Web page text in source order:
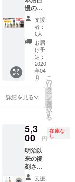
酒の詳
細 原料
米：佐
香錦
（島根
県産）
日本酒
度：＋
１ 精米
歩合：
720ml
アル
度数：
15度 ■
ヤマサ
ン正
宗 日
本酒仕
込みの
梅酒の
ターン
詳細＞
・酒蔵
見学ツ
アー ・
「うさ
ぎ雲」
720ml
２本
（化粧
箱入）
・ヤマ
サン正
純米吟
醸
720ml
火入
れ ・ヤ
マサン
正宗 日
してく
ださ
い。 ＜
スケ
ジュー
ル＞
2020年
5月10日
（日）
14:00〜
集合
酒持田
本店 島
田町７
８５
現地集
合 ＜リ
ターン
詳細＞
・酒蔵
地に
て、全
30種あ
る日本
酒の中
からき
き酒
（有
料）な
どもお
楽しみ
いただ
雲・木
綿街道
にいら
してく
ださ
い。 ＜
最適で
す。保
存がし
やすい
日本酒
は、ま
とめ買
いがお
得。送
料込み
です。
＜リ
さぎ
雲」
720ml
15本
（化粧
箱入）
火入れ
慢のヤ
マサン
正宗を
11種飲
み比べ
と、希
望日で
の酒蔵
ツアー
をセッ
トで。
酒蔵ツ
アーは
希望日
月前に
ご連絡
いただ
き、す
り合わ
せをさ
せてい
支援
者：
0人
お届
け予
定：
2020
年04
月
詳細を見る
こ
の
リ
タ
ー
ン
を
選
択
す
る
5,3
00 円
在庫な
し
明治以
来の復
刻させ
た当蔵
支援